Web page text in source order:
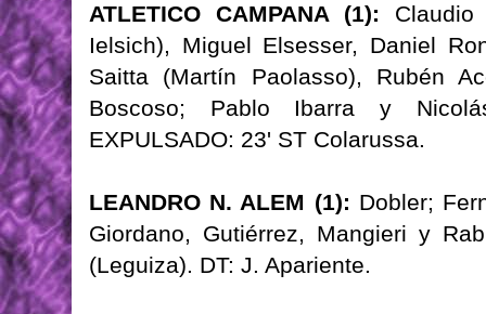
ATLETICO CAMPANA (1): Claudio
Ielsich), Miguel Elsesser, Daniel
Saitta (Martín Paolasso), Rubén
Boscoso; Pablo Ibarra y
EXPULSADO: 23' ST Colarussa.
LEANDRO N. ALEM (1): Dobler;
Giordano, Gutiérrez, Mangieri y
(Leguiza). DT: J. Apariente.